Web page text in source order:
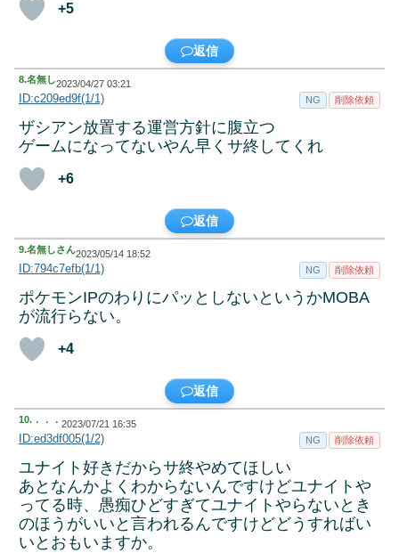
+5
返信
8.名無し2023/04/27 03:21
ID:c209ed9f(1/1) NG 削除依頼
ザシアン放置する運営方針に腹立つ
ゲームになってないやん早くサ終してくれ
+6
返信
9.名無しさん2023/05/14 18:52
ID:794c7efb(1/1) NG 削除依頼
ポケモンIPのわりにパッとしないというかMOBA
が流行らない。
+4
返信
10. ．．． 2023/07/21 16:35
ID:ed3df005(1/2) NG 削除依頼
ユナイト好きだからサ終やめてほしい
あとなんかよくわからないんですけどユナイトや
ってる時、愚痴ひどすぎてユナイトやらないとき
のほうがいいと言われるんですけどどうすればい
いとおもいますか。